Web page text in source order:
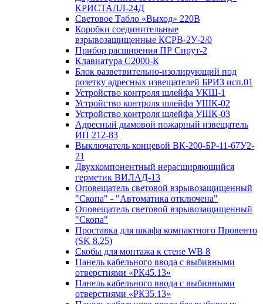
КРИСТАЛЛ-24Д
Световое Табло «Выход» 220В
Коробки соединительные
взрывозащищенные КСРВ-2У-2/0
Прибор расширения ПР Спрут-2
Клавиатура С2000-К
Блок разветвительно-изолирующий под
розетку адресных извещателей БРИЗ исп.01
Устройство контроля шлейфа УКШ-1
Устройство контроля шлейфа УШК-02
Устройство контроля шлейфа УШК-03
Адресный дымовой пожарный извещатель
ИП 212-83
Выключатель концевой ВК-200-БР-11-67У2-
21
Двухкомпонентный нерасширяющийся
герметик ВИЛАД-13
Оповещатель световой взрывозащищенный
"Скопа" - "Автоматика отключена"
Оповещатель световой взрывозащищенный
"Скопа"
Проставка для шкафа компактного Провенто
(SK 8.25)
Скобы для монтажа к стене WB 8
Панель кабельного ввода с выбивными
отверстиями «РК45.13»
Панель кабельного ввода с выбивными
отверстиями «РК35.13»